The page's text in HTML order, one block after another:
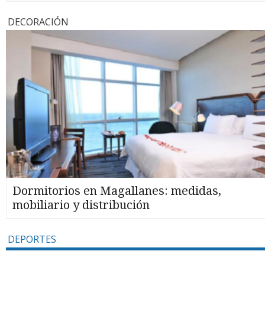
DECORACIÓN
Dormitorios en Magallanes: medidas,
mobiliario y distribución
DEPORTES